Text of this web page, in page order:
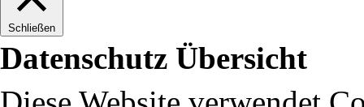
Schließen
Datenschutz Übersicht